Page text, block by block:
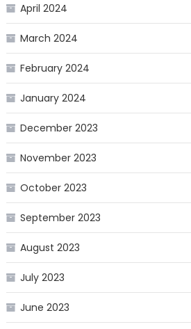
April 2024
March 2024
February 2024
January 2024
December 2023
November 2023
October 2023
September 2023
August 2023
July 2023
June 2023